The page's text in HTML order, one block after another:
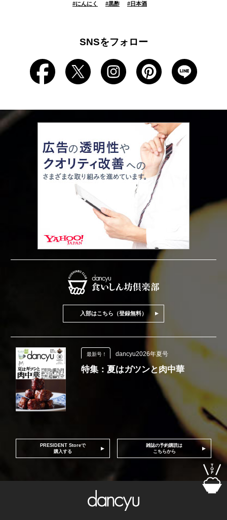
#にんにく #黒酢 #日本酒
SNSをフォロー
入部はこちら（登録無料）
最新号！ dancyu2026年夏号
特集：夏はガツンと肉中華
PRESIDENT Storeで
購入する
雑誌の予約購読は
こちらから